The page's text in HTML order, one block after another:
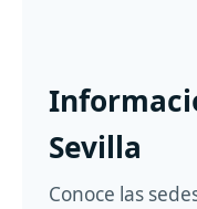
Sevilla
Conoce las